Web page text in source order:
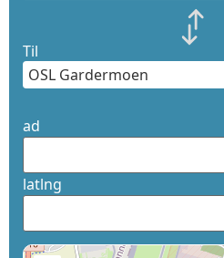
Til
ad
latlng